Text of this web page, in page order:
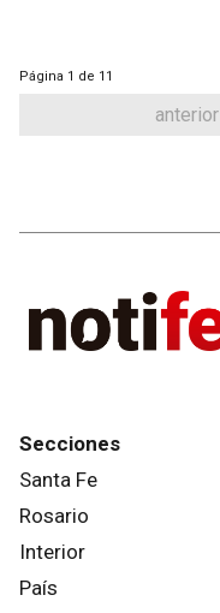
Página 1 de 11
anterior
Secciones
Santa Fe
Rosario
Interior
País